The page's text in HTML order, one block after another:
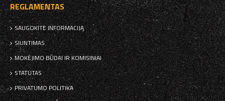
REGLAMENTAS
SAUGOKITE INFORMACIJĄ
SIUNTIMAS
MOKĖJIMO BŪDAI IR KOMISINIAI
STATUTAS
PRIVATUMO POLITIKA